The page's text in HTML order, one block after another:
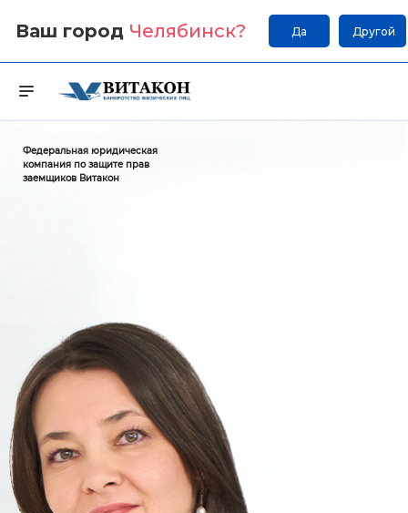
Ваш город Челябинск? Да Другой
Федеральная юридическая
компания по защите прав
заемщиков Витакон